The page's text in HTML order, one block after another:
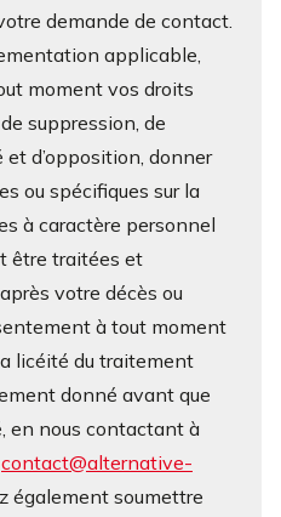
demande de contact.
applicable,
moment vos droits
suppression, de
d’opposition, donner
ou spécifiques sur la
à caractère personnel
être traitées et
votre décès ou
à tout moment
licéité du traitement
donné avant que
en nous contactant à
contact@alternative-
également soumettre